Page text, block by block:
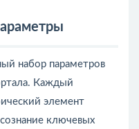
набор параметров
Каждый
элемент
ключевых